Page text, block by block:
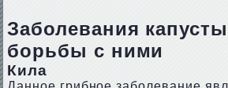
Заболевания
борьбы с ними
Кила